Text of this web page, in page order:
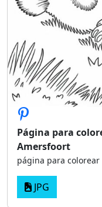
Página para
Amersfoort
página para
JPG